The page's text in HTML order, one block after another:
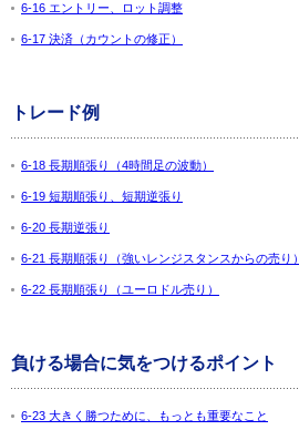
6-16 エントリー、ロット調整
6-17 決済（カウントの修正）
トレード例
6-18 長期順張り（4時間足の波動）
6-19 短期順張り、短期逆張り
6-20 長期逆張り
6-21 長期順張り（強いレンジスタンスからの売り）
6-22 長期順張り（ユーロドル売り）
負ける場合に気をつけるポイント
6-23 大きく勝つために、もっとも重要なこと